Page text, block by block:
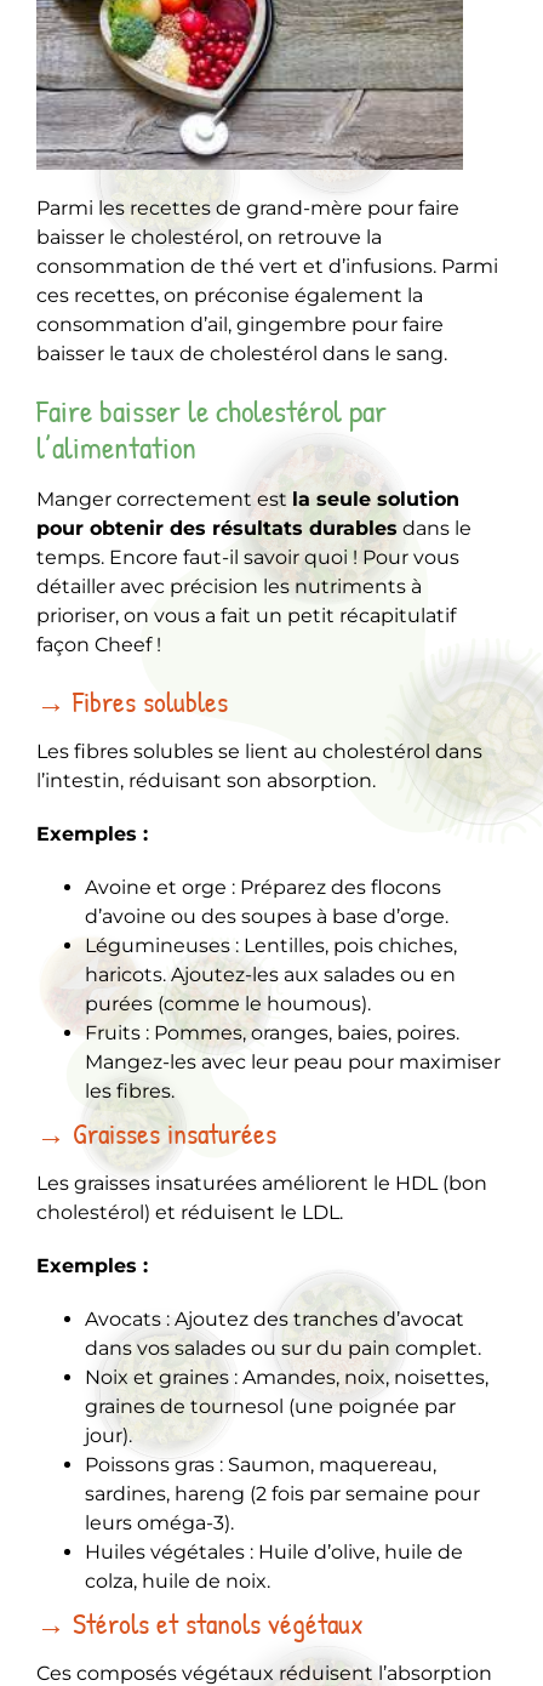
Parmi les recettes de grand-mère pour faire
baisser le cholestérol, on retrouve la
consommation de thé vert et d’infusions. Parmi
ces recettes, on préconise également la
consommation d’ail, gingembre pour faire
baisser le taux de cholestérol dans le sang.
Faire baisser le cholestérol par
l’alimentation
Manger correctement est la seule solution
pour obtenir des résultats durables dans le
temps. Encore faut-il savoir quoi ! Pour vous
détailler avec précision les nutriments à
prioriser, on vous a fait un petit récapitulatif
façon Cheef !
→ Fibres solubles
Les fibres solubles se lient au cholestérol dans
l’intestin, réduisant son absorption.
Exemples :
Avoine et orge : Préparez des flocons
d’avoine ou des soupes à base d’orge.
Légumineuses : Lentilles, pois chiches,
haricots. Ajoutez-les aux salades ou en
purées (comme le houmous).
Fruits : Pommes, oranges, baies, poires.
Mangez-les avec leur peau pour maximiser
les fibres.
→ Graisses insaturées
Les graisses insaturées améliorent le HDL (bon
cholestérol) et réduisent le LDL.
Exemples :
Avocats : Ajoutez des tranches d’avocat
dans vos salades ou sur du pain complet.
Noix et graines : Amandes, noix, noisettes,
graines de tournesol (une poignée par
jour).
Poissons gras : Saumon, maquereau,
sardines, hareng (2 fois par semaine pour
leurs oméga-3).
Huiles végétales : Huile d’olive, huile de
colza, huile de noix.
→ Stérols et stanols végétaux
Ces composés végétaux réduisent l’absorption